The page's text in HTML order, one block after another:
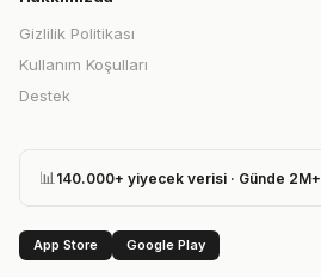
Gizlilik Politikası
Kullanım Koşulları
Destek
📊 140.000+ yiyecek verisi · Günde
App Store Google Play